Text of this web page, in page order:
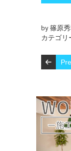
by 篠原
カテゴリ